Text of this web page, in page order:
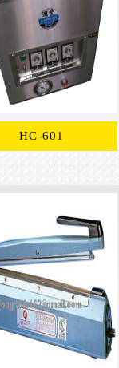
HC-601